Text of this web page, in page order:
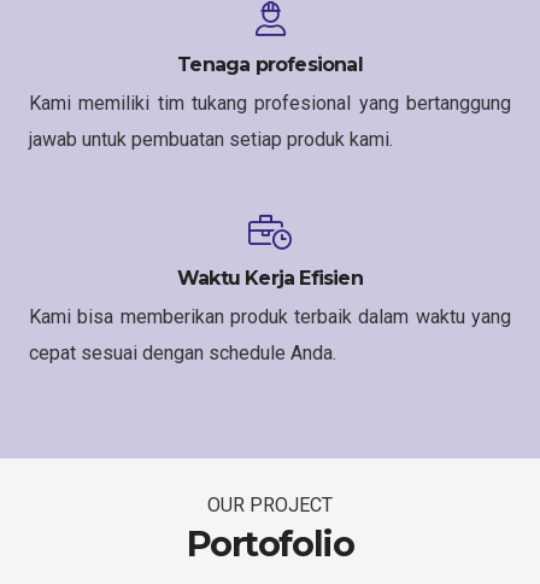
Tenaga profesional
Kami memiliki tim tukang profesional yang bertanggung
jawab untuk pembuatan setiap produk kami.
Waktu Kerja Efisien
Kami bisa memberikan produk terbaik dalam waktu yang
cepat sesuai dengan schedule Anda.
OUR PROJECT
Portofolio